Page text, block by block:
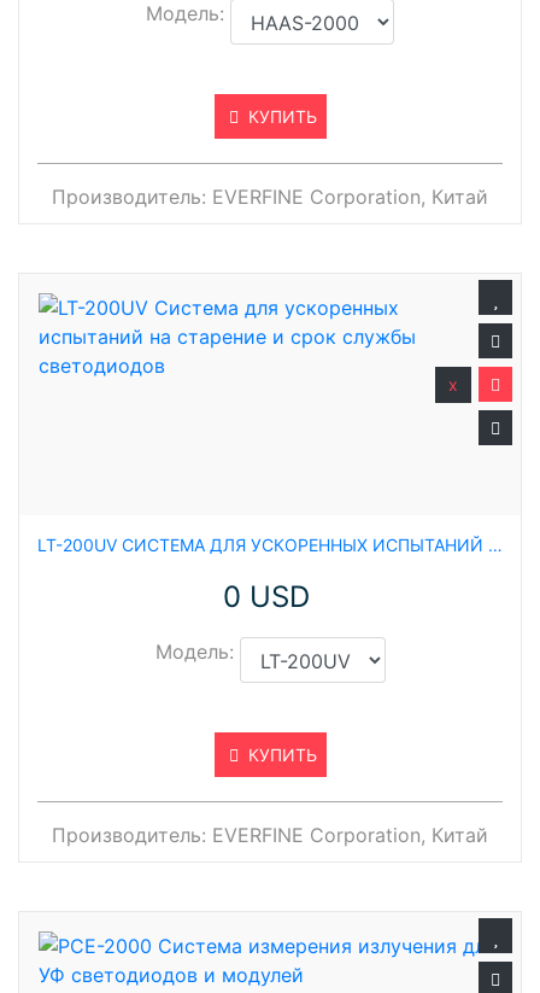
Модель:
КУПИТЬ
Производитель: EVERFINE Corporation, Китай
LT-200UV СИСТЕМА ДЛЯ УСКОРЕННЫХ ИСПЫТАНИЙ НА СТАРЕНИЕ И СРОК СЛУЖБЫ СВЕТОДИОДОВ
0 USD
Модель:
КУПИТЬ
x
Производитель: EVERFINE Corporation, Китай